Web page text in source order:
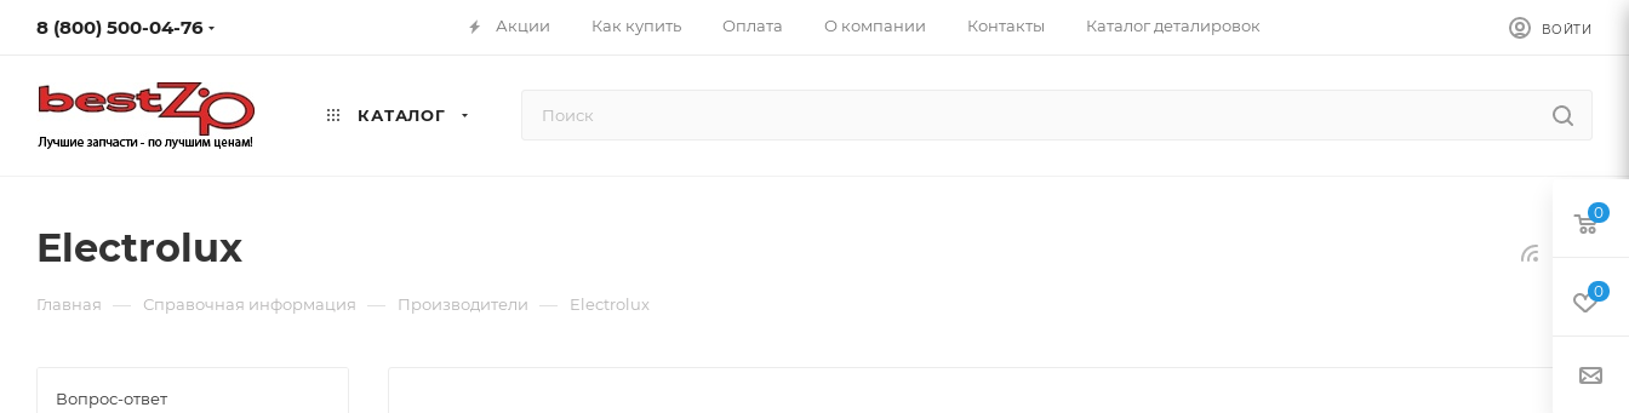
8 (800) 500-04-76 Акции Как купить Оплата О компании Контакты Каталог деталировок ВОЙТИ
КАТАЛОГ
Electrolux
Главная — Справочная информация — Производители — Electrolux
Вопрос-ответ
0
0